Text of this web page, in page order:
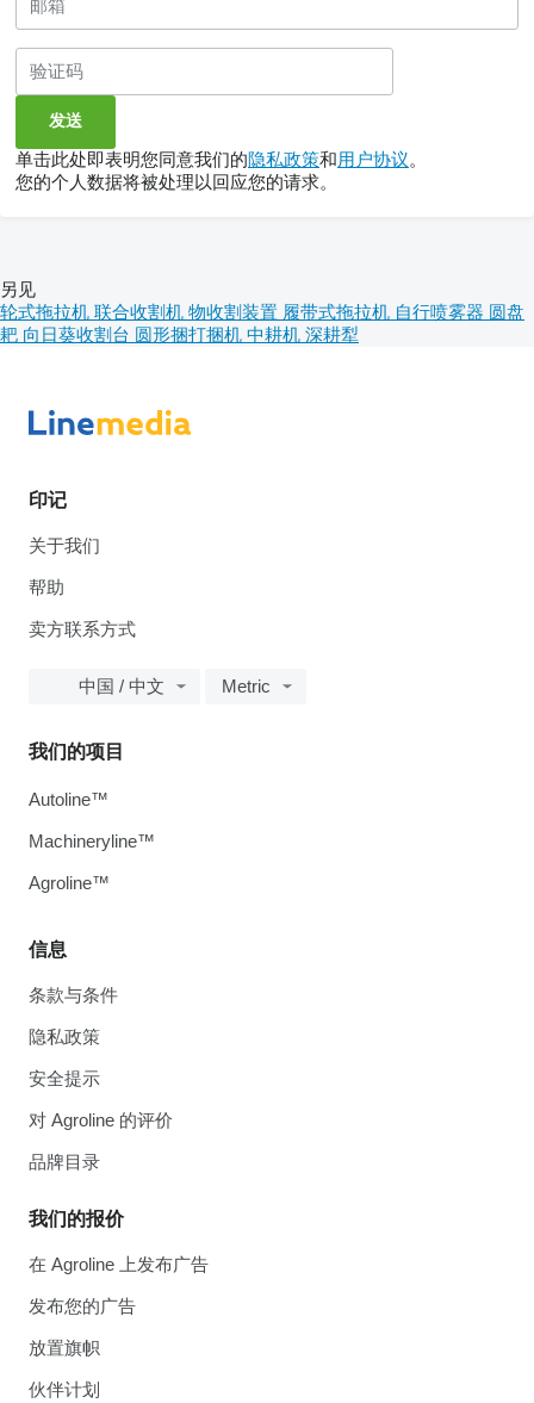
单击此处即表明您同意我们的隐私政策和用户协议。
您的个人数据将被处理以回应您的请求。
另见
轮式拖拉机 联合收割机 物收割装置 履带式拖拉机 自行喷雾器 圆盘
耙 向日葵收割台 圆形捆打捆机 中耕机 深耕犁
印记
关于我们
帮助
卖方联系方式
中国 / 中文 Metric
信息
条款与条件
隐私政策
安全提示
对 Agroline 的评价
品牌目录
我们的报价
在 Agroline 上发布广告
发布您的广告
放置旗帜
伙伴计划
我们的项目
Autoline™
Machineryline™
Agroline™